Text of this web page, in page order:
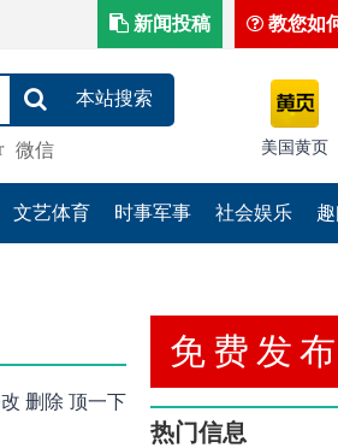
教您如
新闻投稿
微信 美国黄页
文艺体育 时事军事 社会娱乐
删除 顶一下
免费发
热门信息